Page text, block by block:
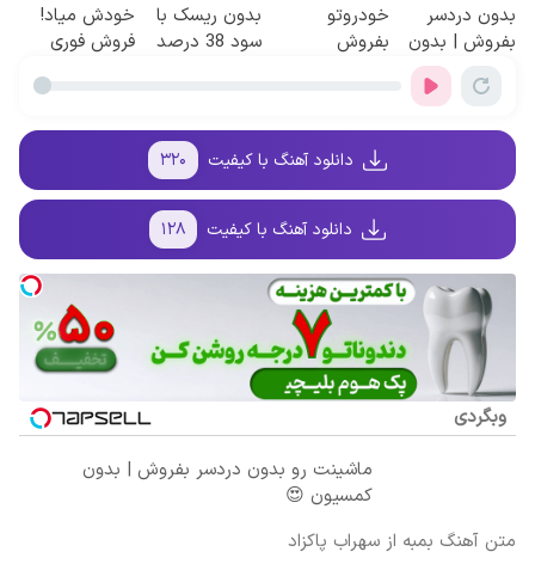
بدون دردسر
بفروش | بدون
کمسیون 😍
خودروتو
بفروش
بدون ریسک با
سود 38 درصد
خودش میاد!
فروش فوری
همراه مکانیک
دانلود آهنگ با کیفیت ۳۲۰
دانلود آهنگ با کیفیت ۱۲۸
وبگردی
ماشینت رو بدون دردسر بفروش | بدون
کمسیون 😍
متن آهنگ بمبه از سهراب پاکزاد